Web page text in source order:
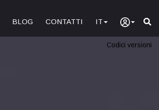
BLOG CONTATTI IT
Codici versioni